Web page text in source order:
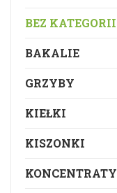
BEZ KATEGORII
BAKALIE
GRZYBY
KIEŁKI
KISZONKI
KONCENTRATY